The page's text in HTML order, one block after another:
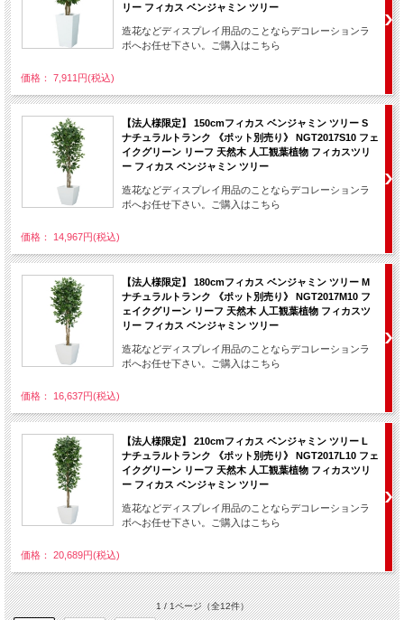
リー フィカス ベンジャミン ツリー
造花などディスプレイ用品のことならデコレーションラ
ボへお任せ下さい。ご購入はこちら
価格： 7,911円(税込)
【法人様限定】 150cmフィカス ベンジャミン ツリー S
ナチュラルトランク 《ポット別売り》 NGT2017S10 フェ
イクグリーン リーフ 天然木 人工観葉植物 フィカスツリ
ー フィカス ベンジャミン ツリー
造花などディスプレイ用品のことならデコレーションラ
ボへお任せ下さい。ご購入はこちら
価格： 14,967円(税込)
【法人様限定】 180cmフィカス ベンジャミン ツリー M
ナチュラルトランク 《ポット別売り》 NGT2017M10 フ
ェイクグリーン リーフ 天然木 人工観葉植物 フィカスツ
リー フィカス ベンジャミン ツリー
造花などディスプレイ用品のことならデコレーションラ
ボへお任せ下さい。ご購入はこちら
価格： 16,637円(税込)
【法人様限定】 210cmフィカス ベンジャミン ツリー L
ナチュラルトランク 《ポット別売り》 NGT2017L10 フェ
イクグリーン リーフ 天然木 人工観葉植物 フィカスツリ
ー フィカス ベンジャミン ツリー
造花などディスプレイ用品のことならデコレーションラ
ボへお任せ下さい。ご購入はこちら
価格： 20,689円(税込)
1 / 1ページ（全12件）